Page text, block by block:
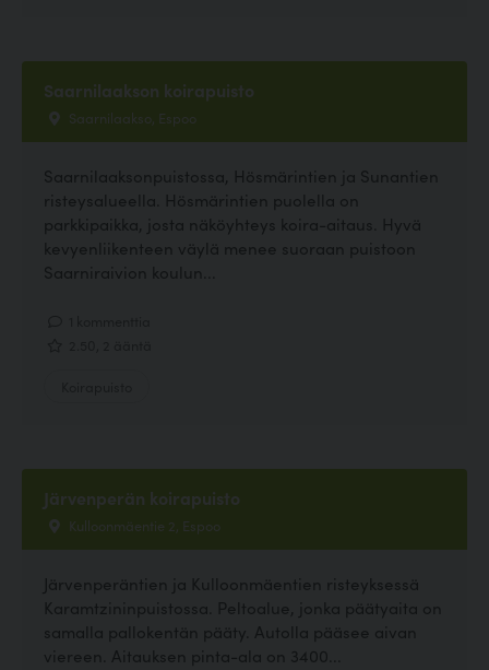
Saarnilaakson koirapuisto
Saarnilaakso, Espoo
Saarnilaaksonpuistossa, Hösmärintien ja Sunantien
risteysalueella. Hösmärintien puolella on
parkkipaikka, josta näköyhteys koira-aitaus. Hyvä
kevyenliikenteen väylä menee suoraan puistoon
Saarniraivion koulun...
Järvenperän koirapuisto
Kulloonmäentie 2, Espoo
Järvenperäntien ja Kulloonmäentien risteyksessä
Karamtzininpuistossa. Peltoalue, jonka päätyaita on
samalla pallokentän pääty. Autolla pääsee aivan
viereen. Aitauksen pinta-ala on 3400...